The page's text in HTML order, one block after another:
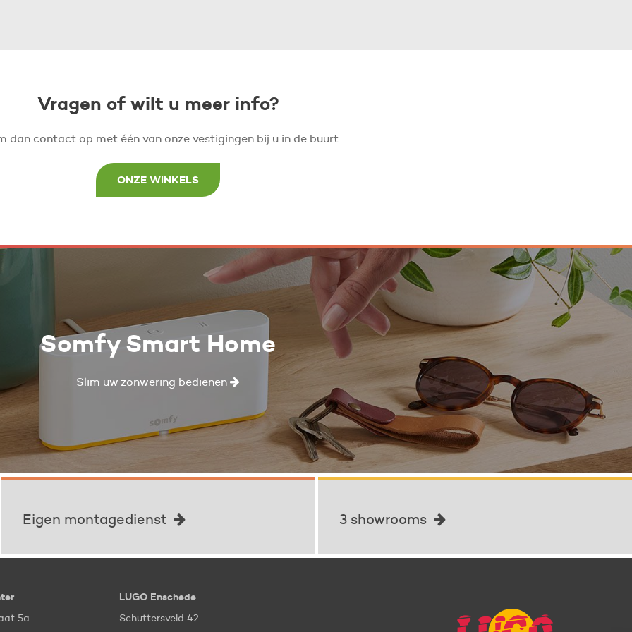
Vragen of wilt u meer info?
dan contact op met één van onze vestigingen bij u in de buurt.
ONZE WINKELS
Somfy Smart Home
Slim uw zonwering bedienen
Eigen montagedienst 3 showrooms
5a
LUGO Enschede
Schuttersveld 42